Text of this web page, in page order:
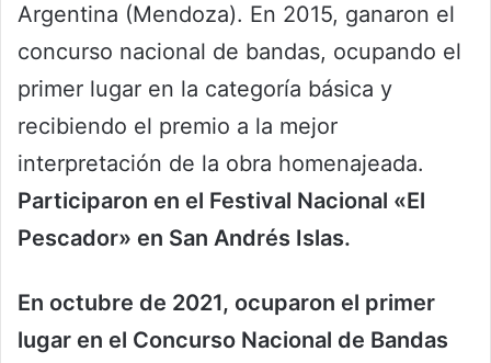
Argentina (Mendoza). En 2015, ganaron el
concurso nacional de bandas, ocupando el
primer lugar en la categoría básica y
recibiendo el premio a la mejor
interpretación de la obra homenajeada.
Participaron en el Festival Nacional «El
Pescador» en San Andrés Islas.
En octubre de 2021, ocuparon el primer
lugar en el Concurso Nacional de Bandas